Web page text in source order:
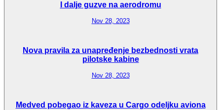
I dalje guzve na aerodromu
Nov 28, 2023
Nova pravila za unapređenje bezbednosti vrata
pilotske kabine
Nov 28, 2023
Medved pobegao iz kaveza u Cargo odeljku aviona